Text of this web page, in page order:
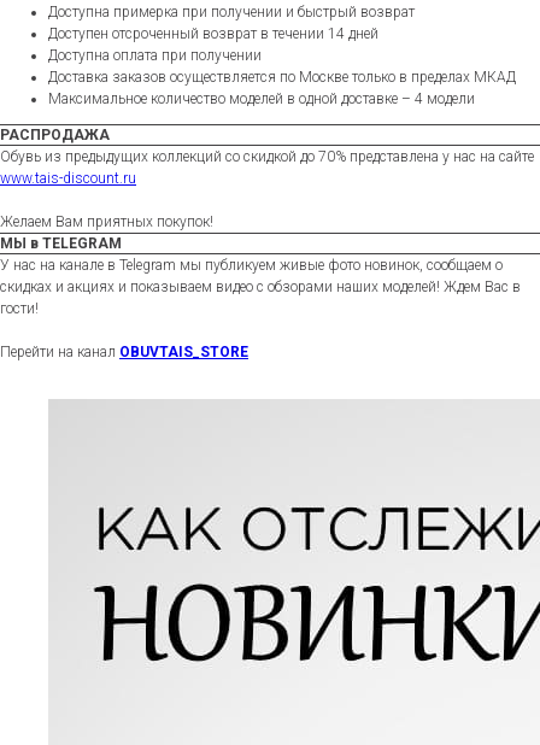
Доступна примерка при получении и быстрый возврат
Доступен отсроченный возврат в течении 14 дней
Доступна оплата при получении
Доставка заказов осуществляется по Москве только в пределах МКАД
Максимальное количество моделей в одной доставке – 4 модели
РАСПРОДАЖА
Обувь из предыдущих коллекций со скидкой до 70% представлена у нас на сайте
www.tais-discount.ru
Желаем Вам приятных покупок!
МЫ в TELEGRAM
У нас на канале в Telegram мы публикуем живые фото новинок, сообщаем о
скидках и акциях и показываем видео с обзорами наших моделей! Ждем Вас в
гости!
Перейти на канал OBUVTAIS_STORE